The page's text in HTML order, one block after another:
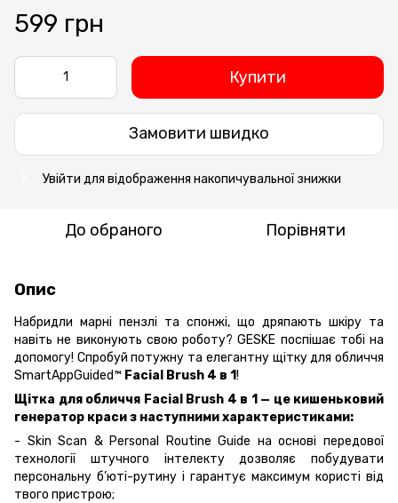
599 грн
Купити
Замовити швидко
Увійти для відображення накопичувальної знижки
До обраного Порівняти
Опис
Набридли марні пензлі та спонжі, що дряпають шкіру та
навіть не виконують свою роботу? GESKE поспішає тобі на
допомогу! Спробуй потужну та елегантну щітку для обличчя
SmartAppGuided™ Facial Brush 4 в 1!
Щітка для обличчя Facial Brush 4 в 1 — це кишеньковий
генератор краси з наступними характеристиками:
- Skin Scan & Personal Routine Guide на основі передової
технології штучного інтелекту дозволяє побудувати
персональну б’юті-рутину і гарантує максимум користі від
твого пристрою;